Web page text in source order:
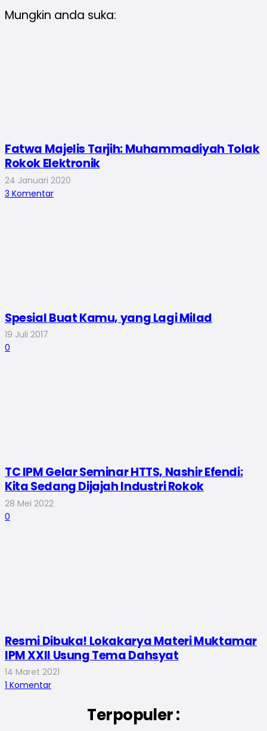
Mungkin anda suka:
Fatwa Majelis Tarjih: Muhammadiyah Tolak
Rokok Elektronik
24 Januari 2020
3 Komentar
Spesial Buat Kamu, yang Lagi Milad
19 Juli 2017
0
TC IPM Gelar Seminar HTTS, Nashir Efendi:
Kita Sedang Dijajah Industri Rokok
28 Mei 2022
0
Resmi Dibuka! Lokakarya Materi Muktamar
IPM XXII Usung Tema Dahsyat
14 Maret 2021
1 Komentar
Terpopuler :